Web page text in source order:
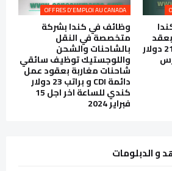
عمل دائم CDI و براتب21 دولار
11 مارس
OFFRES D'EMPLOI AU CANADA
وظائف في كندا بشركة
متخصصة في النقل
بالشاحنات والشحن
واللوجستيك توظيف سائقي
شاحنات مغاربة بعقود عمل
دائمة CDI و براتب 23 دولار
كندي للساعة اخر اجل 15
فبراير 2024
الدبلومات